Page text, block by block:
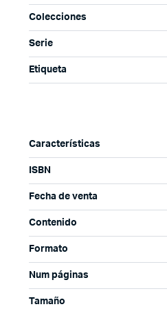
Colecciones
Serie
Etiqueta
Características
ISBN
Fecha de venta
Contenido
Formato
Num páginas
Tamaño